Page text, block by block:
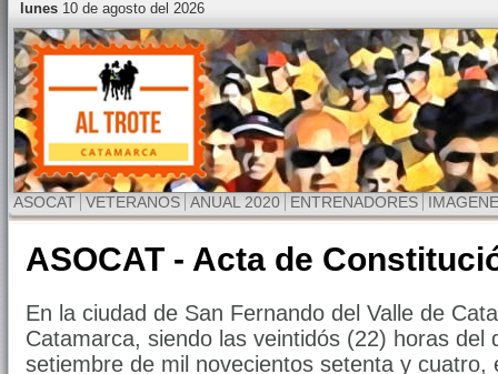
lunes10 de agosto del 2026
ASOCAT VETERANOS ANUAL 2020 ENTRENADORES
ASOCAT - Acta de
En la ciudad de San Fernando del Valle de
Catamarca, siendo las veintidós (22) horas del
setiembre de mil novecientos setenta y cuatro,